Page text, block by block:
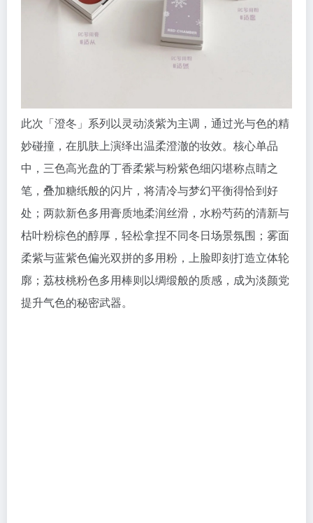
此次「澄冬」系列以灵动淡紫为主调，通过光与色的精
妙碰撞，在肌肤上演绎出温柔澄澈的妆效。核心单品
中，三色高光盘的丁香柔紫与粉紫色细闪堪称点睛之
笔，叠加糖纸般的闪片，将清冷与梦幻平衡得恰到好
处；两款新色多用膏质地柔润丝滑，水粉芍药的清新与
枯叶粉棕色的醇厚，轻松拿捏不同冬日场景氛围；雾面
柔紫与蓝紫色偏光双拼的多用粉，上脸即刻打造立体轮
廓；荔枝桃粉色多用棒则以绸缎般的质感，成为淡颜党
提升气色的秘密武器。